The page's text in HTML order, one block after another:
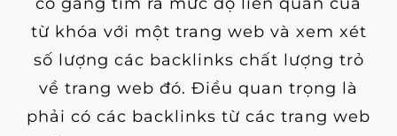
từ khóa với một trang web và xem xét
số lượng các backlinks chất lượng trỏ
về trang web đó. Điều quan trọng là
phải có các backlinks từ các trang web